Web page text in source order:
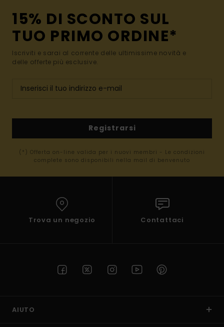
15% DI SCONTO SUL
TUO PRIMO ORDINE*
Iscriviti e sarai al corrente delle ultimissime novità e
delle offerte più esclusive.
Registrarsi
(*) Offerta on-line valida per i nuovi membri - Le condizioni
complete sono disponibili nella mail di benvenuto
Trova un negozio Contattaci
AIUTO